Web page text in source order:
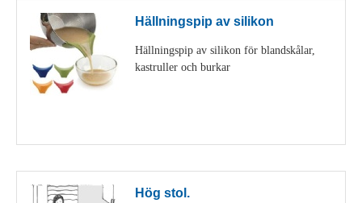
Hällningspip av silikon
Hällningspip av silikon för blandskålar,
kastruller och burkar
Hög stol.